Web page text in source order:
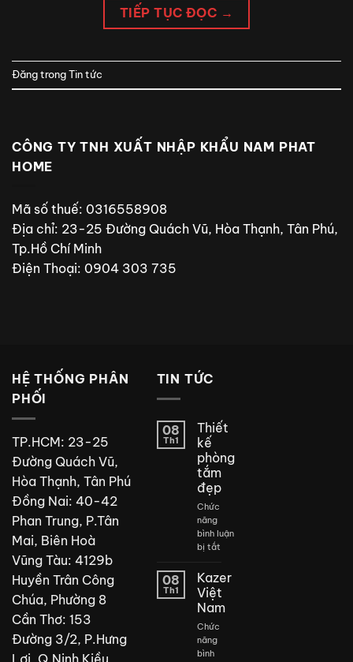
TIẾP TỤC ĐỌC →
Đăng trongTin tức
CÔNG TY TNH XUẤT NHẬP KHẨU NAM PHAT
HOME
Mã số thuế: 0316558908
Địa chỉ: 23-25 Đường Quách Vũ, Hòa Thạnh, Tân Phú,
Tp.Hồ Chí Minh
Điện Thoại: 0904 303 735
HỆ THỐNG PHÂN
PHỐI
TP.HCM: 23-25
Đường Quách Vũ,
Hòa Thạnh, Tân Phú
Đồng Nai: 40-42
Phan Trung, P.Tân
Mai, Biên Hoà
Vũng Tàu: 4129b
Huyền Trân Công
Chúa, Phường 8
Cần Thơ: 153
Đường 3/2, P.Hưng
Lợi, Q.Ninh Kiều
TIN TỨC
08
Th1
Thiết
kế
phòng
tắm
đẹp
Chức
năng
bình luận
bị tắtở
kế
phòng
tắm
đẹp
08
Th1
Kazer
Việt
Nam
Chức
năng
bình